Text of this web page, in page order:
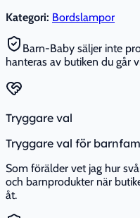
Kategori: Bordslampor
Barn-Baby säljer inte
hanteras av butiken du går
Tryggare val
Tryggare val för
Som förälder vet jag hur
och barnprodukter när
åt.